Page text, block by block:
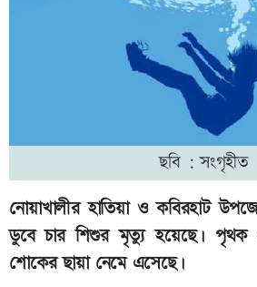
ছবি : সংগৃহীত
নোয়াখালীর হাতিয়া ও কবিরহাট
ডুবে চার শিশুর মৃত্যু হয়েছে। পৃথক
শোকের ছায়া নেমে এসেছে।